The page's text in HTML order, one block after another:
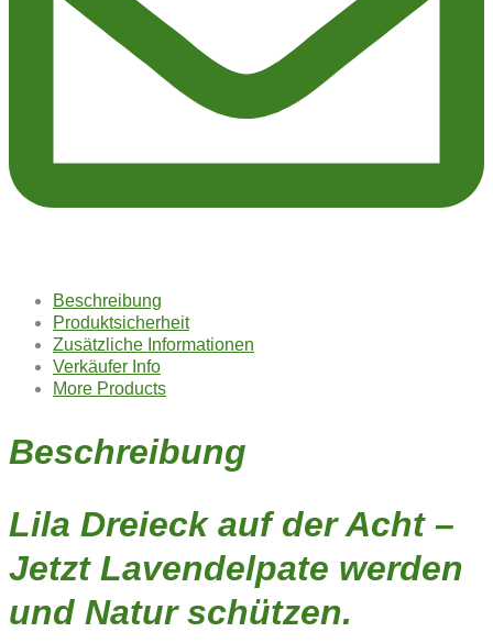
Beschreibung
Produktsicherheit
Zusätzliche Informationen
Verkäufer Info
More Products
Beschreibung
Lila Dreieck auf der Acht –
Jetzt Lavendelpate werden
und Natur schützen.